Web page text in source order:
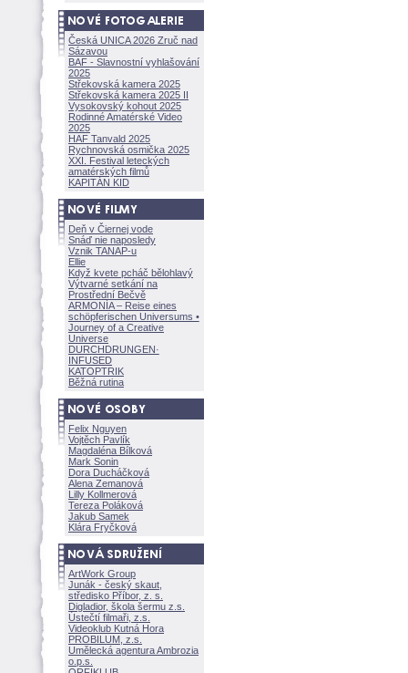
Česká UNICA 2026 Zruč nad
Sázavou
BAF - Slavnostní vyhlašování
2025
Střekovská kamera 2025
Střekovská kamera 2025 II
Vysokovský kohout 2025
Rodinné Amatérské Video
2025
HAF Tanvald 2025
Rychnovská osmička 2025
XXI. Festival leteckých
amatérských filmů
KAPITÁN KID
Deň v Čiernej vode
Snáď nie naposledy
Vznik TANAP-u
Ellie
Když kvete pcháč bělohlavý
Výtvarné setkání na
Prostřední Bečvě
ARMONÍA – Reise eines
schöpferischen Universums •
Journey of a Creative
Universe
DURCHDRUNGEN·
INFUSED
KATOPTRIK
Běžná rutina
Felix Nguyen
Vojtěch Pavlík
Magdaléna Bílkov
Mark Sonin
Dora Ducháčkov
Alena Zemanov
Lilly Kollmerov
Tereza Polákov
Jakub Samek
Klára Fryčkov
ArtWork Group
Junák - český skaut,
středisko Příbor, z. s.
Digladior, škola šermu z.s.
Ústečtí filmaři, z.s.
Videoklub Kutná Hora
PROBILUM, z.s.
Umělecká agentura Ambrozia
o.p.s.